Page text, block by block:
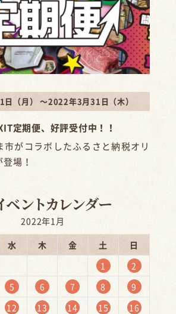
（月） ～2022年3月31日（木）
定期便、好評受付中！！
市がコラボしたふるさと納税オリ
場！
2022年1月
水 木 金 土
日
1
2
5 6 7 8
9
12 13 14 15
16